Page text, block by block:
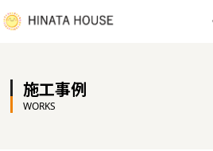
施工事例
WORKS